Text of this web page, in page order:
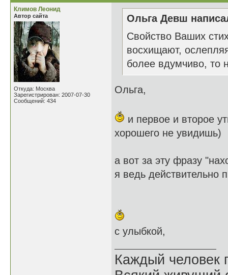
Климов Леонид
Автор сайта
Откуда: Москва
Зарегистрирован: 2007-07-30
Сообщений: 434
Ольга Девш
Свойство Ваших
восхищают,
более вдумчиво, то
Ольга,
и первое и второе
хорошего не увидишь)
а вот за эту фразу
я ведь действительно
с улыбкой,
Каждый человек